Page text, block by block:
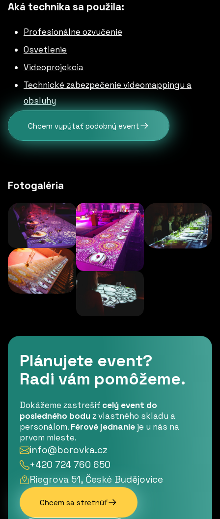
Aká technika sa použila:
Profesionálne ozvučenie
Osvetlenie
Videoprojekcia
Technické zabezpečenie videomappingu a
obsluhy
Chcem vypýtať podobný event
Fotogaléria
Plánujete event?
Radi vám pomôžeme.
Dokážeme zastrešiť celý event do
posledného boduz vlastného skladu a
personálom. Férové jednanie je u nás na
prvom mieste.
info@borovka.cz
+420 724 760 650
Riegrova 51, České Budějovice
Chcem sa stretnúť